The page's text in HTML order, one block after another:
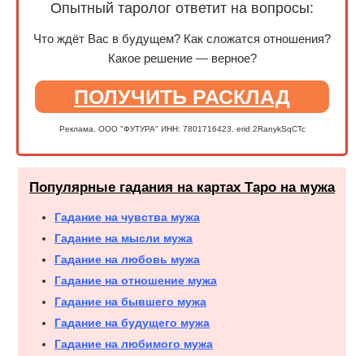
Опытный таролог ответит на вопросы:
Что ждёт Вас в будущем? Как сложатся отношения?
Какое решение — верное?
ПОЛУЧИТЬ РАСКЛАД
Реклама. ООО "ФУТУРА" ИНН: 7801716423. erid 2RanykSqCTc
Популярные гадания на картах Таро на мужа
Гадание на чувства мужа
Гадание на мысли мужа
Гадание на любовь мужа
Гадание на отношение мужа
Гадание на бывшего мужа
Гадание на будущего мужа
Гадание на любимого мужа